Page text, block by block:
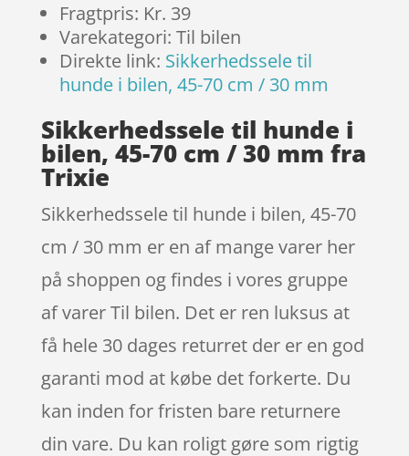
Fragtpris: Kr. 39
Varekategori: Til bilen
Direkte link: Sikkerhedssele til
hunde i bilen, 45-70 cm / 30 mm
Sikkerhedssele til hunde i
bilen, 45-70 cm / 30 mm fra
Trixie
Sikkerhedssele til hunde i bilen, 45-70
cm / 30 mm er en af mange varer her
på shoppen og findes i vores gruppe
af varer Til bilen. Det er ren luksus at
få hele 30 dages returret der er en god
garanti mod at købe det forkerte. Du
kan inden for fristen bare returnere
din vare. Du kan roligt gøre som rigtig